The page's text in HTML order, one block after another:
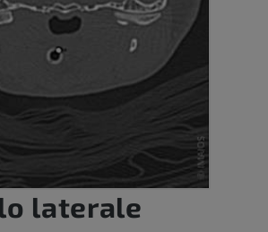
laterale